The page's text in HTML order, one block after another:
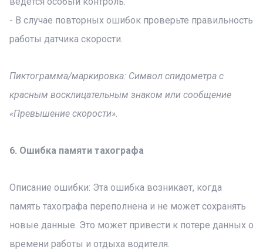
- В случае повторных ошибок проверьте правильность
работы датчика скорости.
Пиктограмма/маркировка: Символ спидометра с
красным восклицательным знаком или сообщение
«Превышение скорости».
6. Ошибка памяти тахографа
Описание ошибки: Эта ошибка возникает, когда
память тахографа переполнена и не может сохранять
новые данные. Это может привести к потере данных о
времени работы и отдыха водителя.